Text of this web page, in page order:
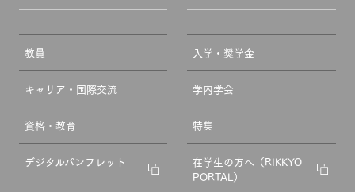
教員 入学・奨学金
キャリア・国際交流 学内学会
資格・教育 特集
デジタルパンフレット
在学生の方へ（RIKKYO
PORTAL）